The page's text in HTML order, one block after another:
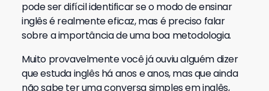
pode ser difícil identificar se o modo de ensinar
inglês é realmente eficaz, mas é preciso falar
sobre a importância de uma boa metodologia.
Muito provavelmente você já ouviu alguém dizer
que estuda inglês há anos e anos, mas que ainda
não sabe ter uma conversa simples em inglês,